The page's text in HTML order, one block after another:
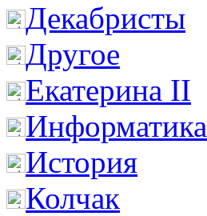
Декабристы
Другое
Екатерина II
Информатика
История
Колчак